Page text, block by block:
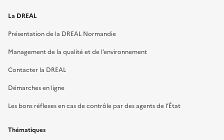
La DREAL
Présentation de la DREAL Normandie
Management de la qualité et de l’environnement
Contacter la DREAL
Démarches en ligne
Les bons réflexes en cas de contrôle par des agents de l’État
Thématiques